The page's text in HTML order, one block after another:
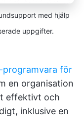
med hjälp
uppgifter.
för
en organisation
effektivt och
inklusive en